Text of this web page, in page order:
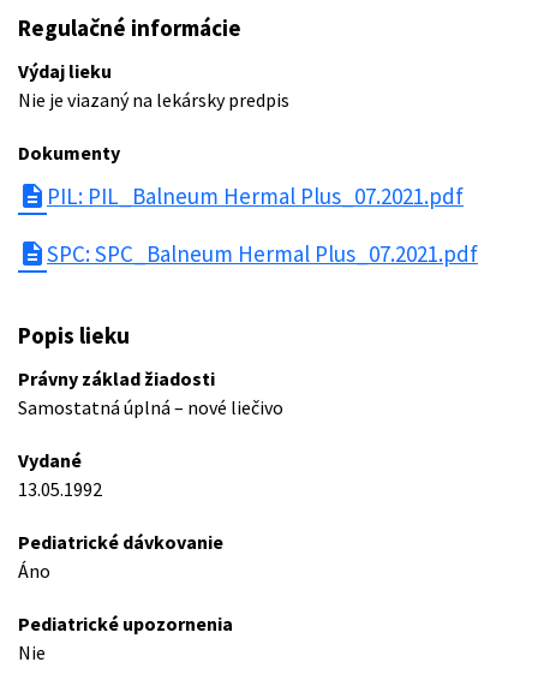
Regulačné informácie
Výdaj lieku
Nie je viazaný na lekársky predpis
Dokumenty
description PIL: PIL_Balneum Hermal Plus_07.2021.pdf
descriptionSPC: SPC_Balneum Hermal Plus_07.2021.pdf
Popis lieku
Právny základ žiadosti
Samostatná úplná – nové liečivo
Vydané
13.05.1992
Pediatrické dávkovanie
Áno
Pediatrické upozornenia
Nie